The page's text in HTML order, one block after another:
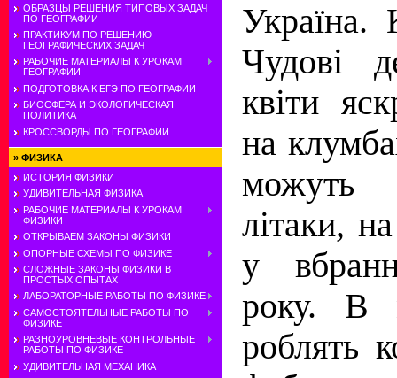
ОБРАЗЦЫ РЕШЕНИЯ ТИПОВЫХ ЗАДАЧ
ПО ГЕОГРАФИИ
ПРАКТИКУМ ПО РЕШЕНИЮ
ГЕОГРАФИЧЕСКИХ ЗАДАЧ
РАБОЧИЕ МАТЕРИАЛЫ К УРОКАМ
ГЕОГРАФИИ
ПОДГОТОВКА К ЕГЭ ПО ГЕОГРАФИИ
БИОСФЕРА И ЭКОЛОГИЧЕСКАЯ
ПОЛИТИКА
КРОССВОРДЫ ПО ГЕОГРАФИИ
» ФИЗИКА
ИСТОРИЯ ФИЗИКИ
УДИВИТЕЛЬНАЯ ФИЗИКА
РАБОЧИЕ МАТЕРИАЛЫ К УРОКАМ
ФИЗИКИ
ОТКРЫВАЕМ ЗАКОНЫ ФИЗИКИ
ОПОРНЫЕ СХЕМЫ ПО ФИЗИКЕ
СЛОЖНЫЕ ЗАКОНЫ ФИЗИКИ В
ПРОСТЫХ ОПЫТАХ
ЛАБОРАТОРНЫЕ РАБОТЫ ПО ФИЗИКЕ
САМОСТОЯТЕЛЬНЫЕ РАБОТЫ ПО
ФИЗИКЕ
РАЗНОУРОВНЕВЫЕ КОНТРОЛЬНЫЕ
РАБОТЫ ПО ФИЗИКЕ
УДИВИТЕЛЬНАЯ МЕХАНИКА
Україна.
Чудові
квіти
на
можуть
літаки,
у
року. В
роблять